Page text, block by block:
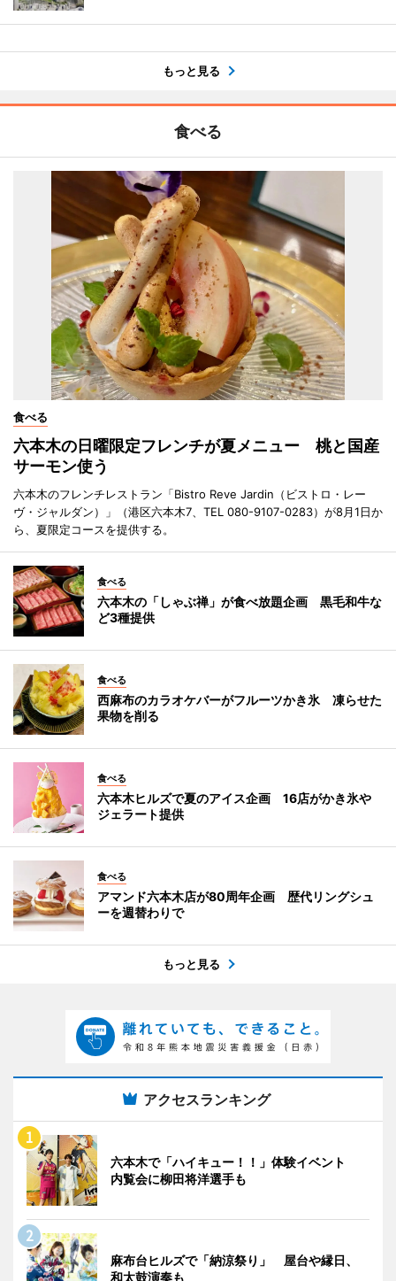
もっと見る
食べる
食べる
六本木の日曜限定フレンチが夏メニュー 桃と国産
サーモン使う
六本木のフレンチレストラン「Bistro Reve Jardin（ビストロ・レー
ヴ・ジャルダン）」（港区六本木7、TEL 080-9107-0283）が8月1日か
ら、夏限定コースを提供する。
食べる
六本木の「しゃぶ禅」が食べ放題企画 黒毛和牛な
ど3種提供
食べる
西麻布のカラオケバーがフルーツかき氷 凍らせた
果物を削る
食べる
六本木ヒルズで夏のアイス企画 16店がかき氷や
ジェラート提供
食べる
アマンド六本木店が80周年企画 歴代リングシュ
ーを週替わりで
もっと見る
アクセスランキング
六本木で「ハイキュー！！」体験イベント
内覧会に柳田将洋選手も
麻布台ヒルズで「納涼祭り」 屋台や縁日、
和太鼓演奏も